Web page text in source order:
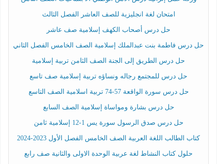
امتحان لغة انجليزية للصف العاشر الفصل الثالث
حل درس أصحاب الكهف إسلامية صف عاشر
حل درس فاطمة بنت عبدالملك إسلامية الصف الخامس الفصل الثاني
حل درس الطريق إلى الجنة الصف الثامن تربية إسلامية
حل درس للمجتمع رجاله ونساؤه تربية إسلامية صف تاسع
حل درس سورة الواقعة 57-74 تربية اسلامية الصف التاسع
حل درس بشارة ومواساة إسلامية الصف السابع
حل درس صدق الرسول سورة يس 1-12 إسلامية ثامن
كتاب الطالب اللغة العربية الصف الخامس الفصل الأول 2023-2024
حلول كتاب النشاط لغة عربية الوحدة الاولى والثانية صف رابع